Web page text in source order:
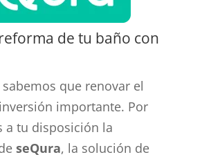
de tu baño con
sabemos que renovar el
importante. Por
a tu disposición la
seQura, la solución de